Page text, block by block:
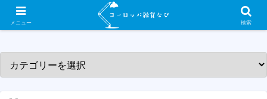
ヨーロッパ各国の素敵な雑貨屋さんを紹介するサイトです！
メニュー 検索